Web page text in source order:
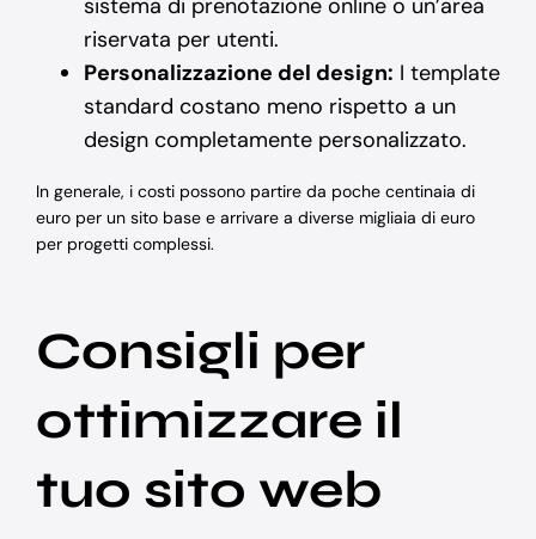
sistema di prenotazione online o un’area
riservata per utenti.
Personalizzazione del design: I template
standard costano meno rispetto a un
design completamente personalizzato.
In generale, i costi possono partire da poche centinaia di
euro per un sito base e arrivare a diverse migliaia di euro
per progetti complessi.
Consigli per
ottimizzare il
tuo sito web